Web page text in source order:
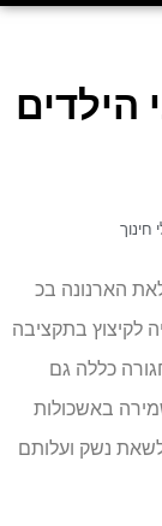
חינוך
הארנונה בכ
העירייה לקיצוץ בתקציבה
כללה גם
באשכולות
נשק ועלותם